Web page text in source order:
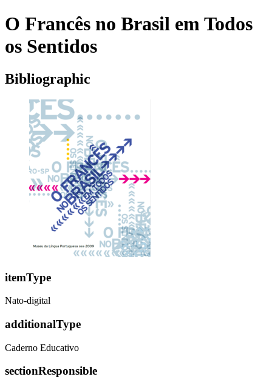
O Francês no Brasil em Todos
os Sentidos
Bibliographic
itemType
Nato-digital
additionalType
Caderno Educativo
sectionResponsible